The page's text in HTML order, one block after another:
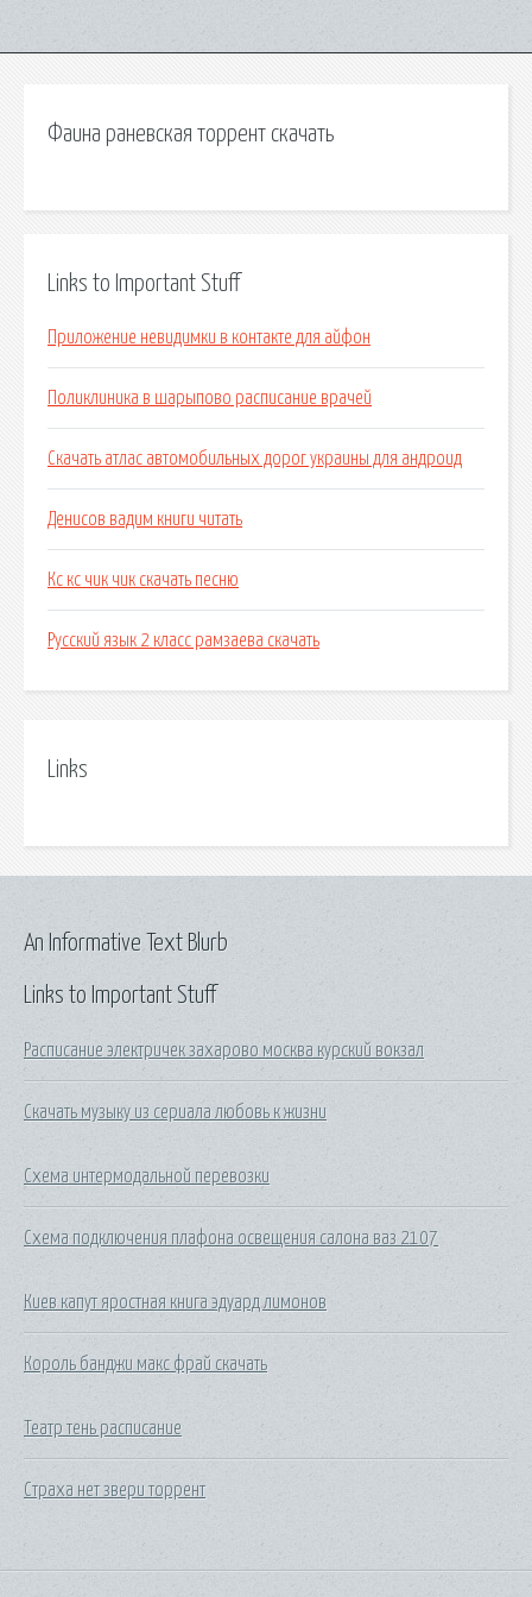
Фаина раневская торрент скачать
Links to Important Stuff
Приложение невидимки в контакте для айфон
Поликлиника в шарыпово расписание врачей
Скачать атлас автомобильных дорог украины для андроид
Денисов вадим книги читать
Кс кс чик чик скачать песню
Русский язык 2 класс рамзаева скачать
Links
Links to Important Stuff
Расписание электричек захарово москва курский вокзал
Скачать музыку из сериала любовь к жизни
Схема интермодальной перевозки
Схема подключения плафона освещения салона ваз 2107
Киев капут яростная книга эдуард лимонов
Король банджи макс фрай скачать
Театр тень расписание
Страха нет звери торрент
An Informative Text Blurb